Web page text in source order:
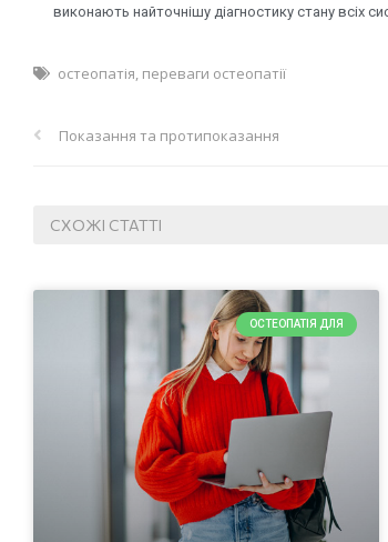
виконають найточнішу діагностику стану всіх
остеопатія, переваги остеопатії
Показання та протипоказання
СХОЖІ СТАТТІ
ОСТЕОПАТІЯ ДЛЯ